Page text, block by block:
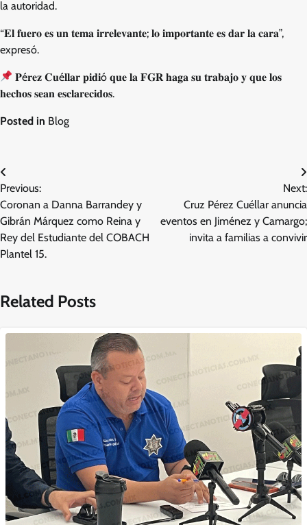
la autoridad.
“𝐄𝐥 𝐟𝐮𝐞𝐫𝐨 𝐞𝐬 𝐮𝐧 𝐭𝐞𝐦𝐚 𝐢𝐫𝐫𝐞𝐥𝐞𝐯𝐚𝐧𝐭𝐞; 𝐥𝐨 𝐢𝐦𝐩𝐨𝐫𝐭𝐚𝐧𝐭𝐞 𝐞𝐬 𝐝𝐚𝐫 𝐥𝐚 𝐜𝐚𝐫𝐚”,
expresó.
𝐏é𝐫𝐞𝐳 𝐂𝐮é𝐥𝐥𝐚𝐫 𝐩𝐢𝐝𝐢ó 𝐪𝐮𝐞 𝐥𝐚 𝐅𝐆𝐑 𝐡𝐚𝐠𝐚 𝐬𝐮 𝐭𝐫𝐚𝐛𝐚𝐣𝐨 𝐲 𝐪𝐮𝐞 𝐥𝐨𝐬
𝐡𝐞𝐜𝐡𝐨𝐬 𝐬𝐞𝐚𝐧 𝐞𝐬𝐜𝐥𝐚𝐫𝐞𝐜𝐢𝐝𝐨𝐬.
Posted in Blog
Navegación
de
entradas
Previous:
Coronan a Danna Barrandey y
Gibrán Márquez como Reina y
Rey del Estudiante del COBACH
Plantel 15.
Next:
Cruz Pérez Cuéllar anuncia
eventos en Jiménez y Camargo;
invita a familias a convivir
Related Posts